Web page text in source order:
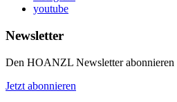
youtube
Newsletter
Den HOANZL Newsletter abonnieren
Jetzt abonnieren